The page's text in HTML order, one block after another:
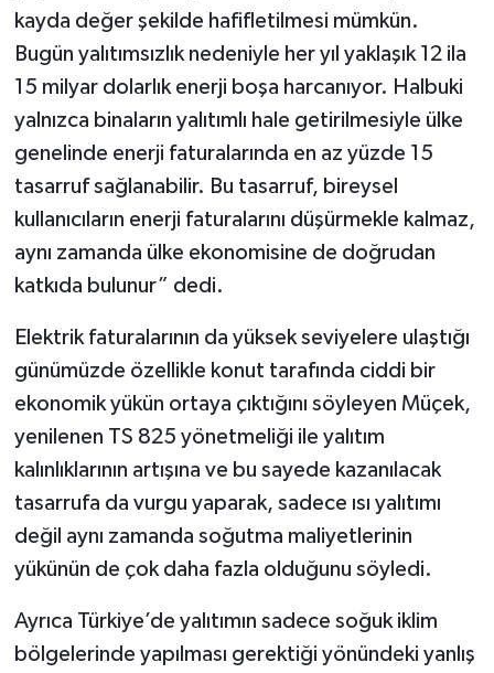
kayda değer şekilde hafifletilmesi mümkün.
Bugün yalıtımsızlık nedeniyle her yıl yaklaşık 12 ila
15 milyar dolarlık enerji boşa harcanıyor. Halbuki
yalnızca binaların yalıtımlı hale getirilmesiyle ülke
genelinde enerji faturalarında en az yüzde 15
tasarruf sağlanabilir. Bu tasarruf, bireysel
kullanıcıların enerji faturalarını düşürmekle kalmaz,
aynı zamanda ülke ekonomisine de doğrudan
katkıda bulunur” dedi.
Elektrik faturalarının da yüksek seviyelere ulaştığı
günümüzde özellikle konut tarafında ciddi bir
ekonomik yükün ortaya çıktığını söyleyen Müçek,
yenilenen TS 825 yönetmeliği ile yalıtım
kalınlıklarının artışına ve bu sayede kazanılacak
tasarrufa da vurgu yaparak, sadece ısı yalıtımı
değil aynı zamanda soğutma maliyetlerinin
yükünün de çok daha fazla olduğunu söyledi.
Ayrıca Türkiye’de yalıtımın sadece soğuk iklim
bölgelerinde yapılması gerektiği yönündeki yanlış